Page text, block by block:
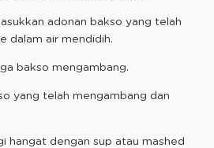
adonan bakso yang telah
dalam air mendidih.
bakso mengambang.
yang telah mengambang dan
hangat dengan sup atau mashed